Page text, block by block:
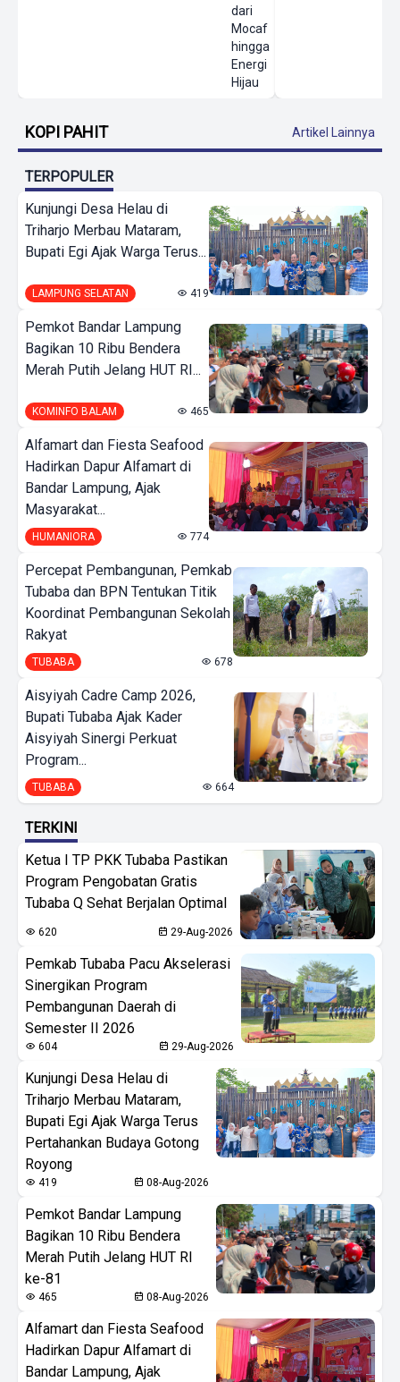
dari
Mocaf
hingga
Energi
Hijau
KOPI PAHIT Artikel Lainnya
TERPOPULER
Kunjungi Desa Helau di
Triharjo Merbau Mataram,
Bupati Egi Ajak Warga Terus...
LAMPUNG SELATAN 419
Pemkot Bandar Lampung
Bagikan 10 Ribu Bendera
Merah Putih Jelang HUT RI...
KOMINFO BALAM 465
Alfamart dan Fiesta Seafood
Hadirkan Dapur Alfamart di
Bandar Lampung, Ajak
Masyarakat...
HUMANIORA 774
Percepat Pembangunan, Pemkab
Tubaba dan BPN Tentukan Titik
Koordinat Pembangunan Sekolah
Rakyat
TUBABA 678
Aisyiyah Cadre Camp 2026,
Bupati Tubaba Ajak Kader
Aisyiyah Sinergi Perkuat
Program...
TUBABA 664
TERKINI
Ketua I TP PKK Tubaba Pastikan
Program Pengobatan Gratis
Tubaba Q Sehat Berjalan Optimal
620 29-Aug-2026
Pemkab Tubaba Pacu Akselerasi
Sinergikan Program
Pembangunan Daerah di
Semester II 2026
604 29-Aug-2026
Kunjungi Desa Helau di
Triharjo Merbau Mataram,
Bupati Egi Ajak Warga Terus
Pertahankan Budaya Gotong
Royong
419 08-Aug-2026
Pemkot Bandar Lampung
Bagikan 10 Ribu Bendera
Merah Putih Jelang HUT RI
ke-81
465 08-Aug-2026
Alfamart dan Fiesta Seafood
Hadirkan Dapur Alfamart di
Bandar Lampung, Ajak